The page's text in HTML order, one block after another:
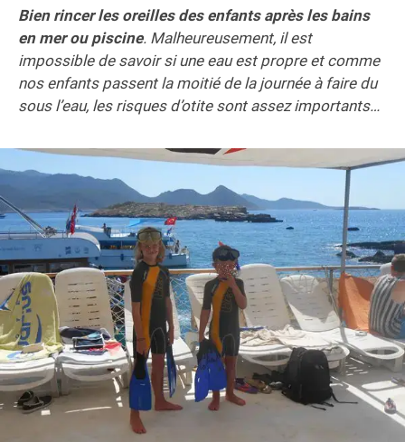
Bien rincer les oreilles des enfants après les bains
en mer ou piscine. Malheureusement, il est
impossible de savoir si une eau est propre et comme
nos enfants passent la moitié de la journée à faire du
sous l’eau, les risques d’otite sont assez importants…